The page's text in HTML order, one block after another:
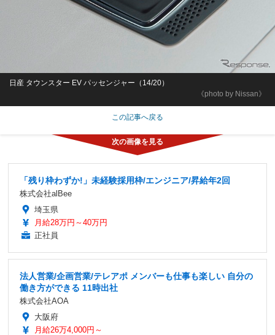
《photo by Nissan》
日産 タウンスター EV パッセンジャー（14/20）
この記事へ戻る
「残り枠わずか!」未経験採用枠/エンジニア/昇給年2回
株式会社alBee
埼玉県
月給28万円～40万円
正社員
法人営業/企画営業/テレアポ メンバーも仕事も楽しい 自分の
働き方ができる 11時出社
株式会社AOA
大阪府
月給26万4,000円～